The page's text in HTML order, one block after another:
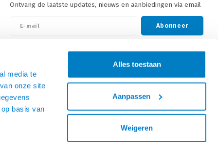
media te
onze site
basis van
Alles toestaan
Aanpassen
Weigeren
Ontvang de laatste updates, nieuws en aanbiedingen via email
Abonneer